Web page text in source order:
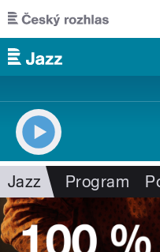
Přejít k hlavnímu obsahu
Jazz Program